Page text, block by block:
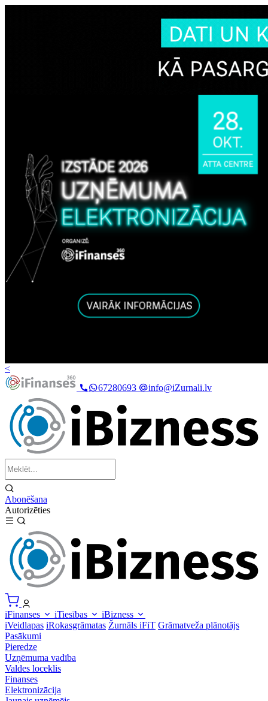
<
67280693
info@iZurnali.lv
Abonēšana
Autorizēties
iFinanses iTiesības
iBizness
iVeidlapas iRokasgrāmatas Žurnāls iFiT Grāmatveža plānotājs
Pasākumi
Pieredze
Uzņēmuma vadība
Valdes loceklis
Finanses
Elektronizācija